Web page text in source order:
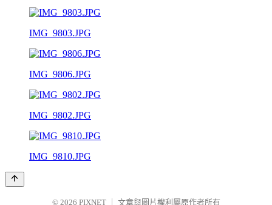
IMG_9803.JPG
IMG_9806.JPG
IMG_9802.JPG
IMG_9810.JPG
© 2026 PIXNET 文章與圖片權利屬原作者所有